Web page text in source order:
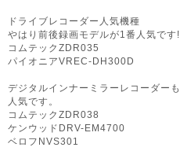
ドライブレコーダー人気機種
やはり前後録画モデルが1番人気です!
コムテックZDR035
パイオニアVREC-DH300D
デジタルインナーミラーレコーダーも
人気です。
コムテックZDR038
ケンウッドDRV-EM4700
ベロフNVS301